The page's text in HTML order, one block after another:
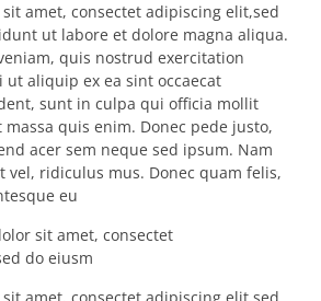
amet, consectet adipiscing elit,sed
ut labore et dolore magna aliqua.
quis nostrud exercitation
aliquip ex ea sint occaecat
sunt in culpa qui officia mollit
quis enim. Donec pede justo,
acer sem neque sed ipsum. Nam
vel, ridiculus mus. Donec quam felis,
eu
sit amet, consectet
do eiusm
amet, consectet adipiscing elit,sed